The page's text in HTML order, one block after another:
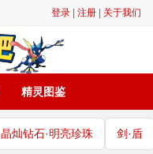
登录 注册 关于我们
精灵图鉴
晶灿钻石·明亮珍珠 剑·盾